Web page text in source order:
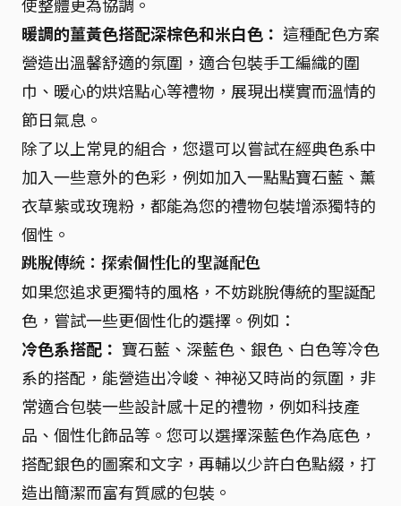
暖調的薑黃色搭配深棕色和米白色： 這種配色方案
營造出溫馨舒適的氛圍，適合包裝手工編織的圍
巾、暖心的烘焙點心等禮物，展現出樸實而溫情的
節日氣息。
除了以上常見的組合，您還可以嘗試在經典色系中
加入一些意外的色彩，例如加入一點點寶石藍、薰
衣草紫或玫瑰粉，都能為您的禮物包裝增添獨特的
個性。
跳脫傳統：探索個性化的聖誕配色
如果您追求更獨特的風格，不妨跳脫傳統的聖誕配
色，嘗試一些更個性化的選擇。例如：
冷色系搭配： 寶石藍、深藍色、銀色、白色等冷色
系的搭配，能營造出冷峻、神祕又時尚的氛圍，非
常適合包裝一些設計感十足的禮物，例如科技產
品、個性化飾品等。您可以選擇深藍色作為底色，
搭配銀色的圖案和文字，再輔以少許白色點綴，打
造出簡潔而富有質感的包裝。